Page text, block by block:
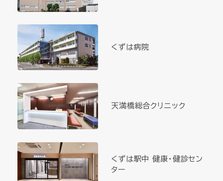
くずは病院
天満橋総合クリニック
くずは駅中 健康・健診セン
ター